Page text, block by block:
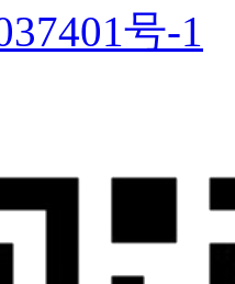
号-1